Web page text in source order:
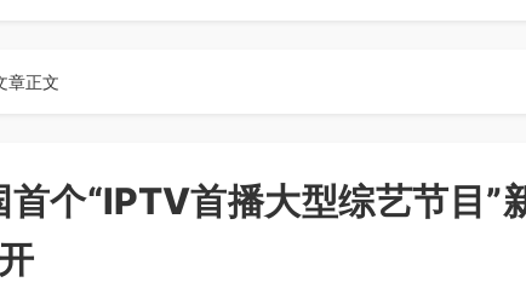
章正文
首个“IPTV首播大型综艺节目”